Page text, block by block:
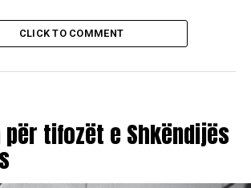
CLICK TO COMMENT
për tifozët e Shkëndijës